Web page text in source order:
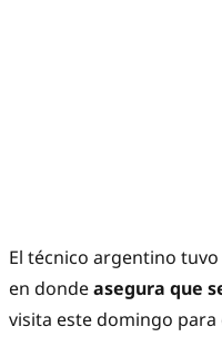
El técnico argentino
en dondeasegura que
visita este domingo